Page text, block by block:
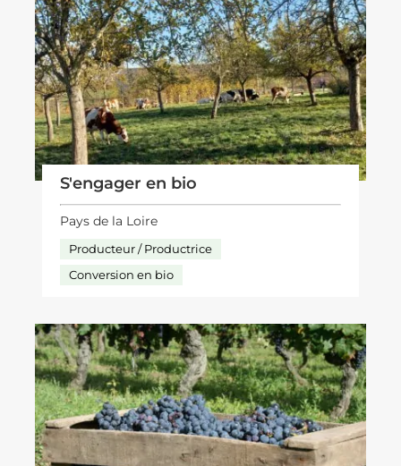
S'engager en bio
Pays de la Loire
Producteur / Productrice
Conversion en bio